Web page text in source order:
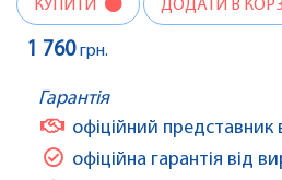
КУПИТИ ДОДАТИ В
1 760грн.
Гарантія
офіційний представник
офіційна гарантія від